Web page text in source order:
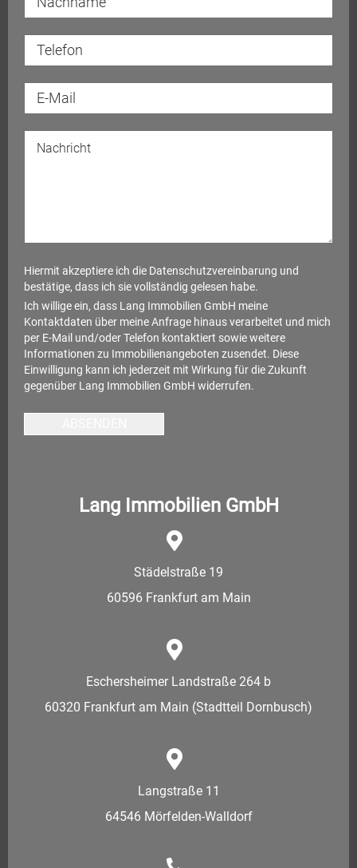
Hiermit akzeptiere ich die Datenschutzvereinbarung und
bestätige, dass ich sie vollständig gelesen habe.
Ich willige ein, dass Lang Immobilien GmbH meine
Kontaktdaten über meine Anfrage hinaus verarbeitet und mich
per E-Mail und/oder Telefon kontaktiert sowie weitere
Informationen zu Immobilienangeboten zusendet. Diese
Einwilligung kann ich jederzeit mit Wirkung für die Zukunft
gegenüber Lang Immobilien GmbH widerrufen.
Lang Immobilien GmbH
Städelstraße 19
60596 Frankfurt am Main
Eschersheimer Landstraße 264 b
60320 Frankfurt am Main (Stadtteil Dornbusch)
Langstraße 11
64546 Mörfelden-Walldorf